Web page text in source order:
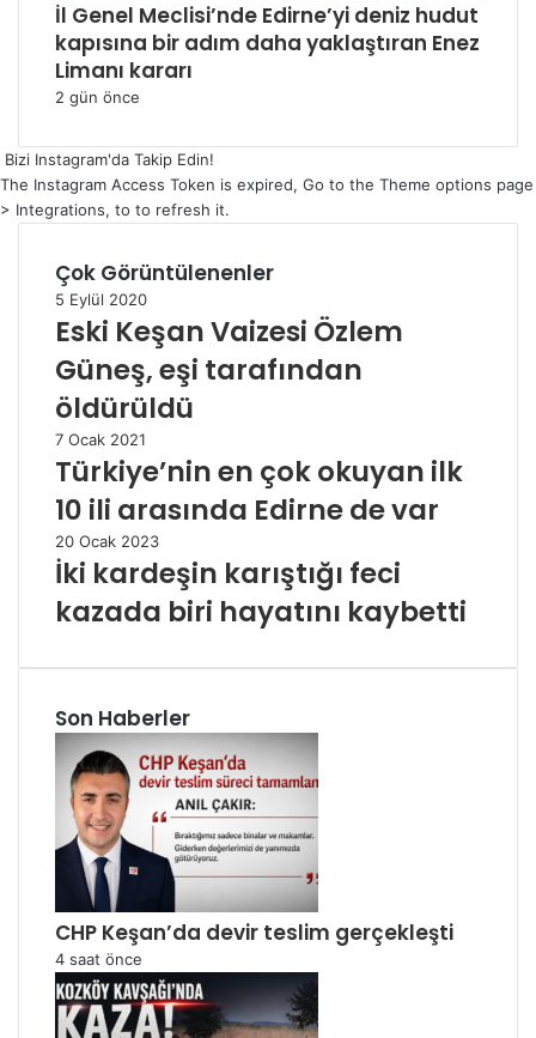
İl Genel Meclisi’nde Edirne’yi deniz hudut
kapısına bir adım daha yaklaştıran Enez
Limanı kararı
2 gün önce
Bizi Instagram'da Takip Edin!
The Instagram Access Token is expired, Go to the Theme options page
> Integrations, to to refresh it.
Çok Görüntülenenler
5 Eylül 2020
Eski Keşan Vaizesi Özlem
Güneş, eşi tarafından
öldürüldü
7 Ocak 2021
Türkiye’nin en çok okuyan ilk
10 ili arasında Edirne de var
20 Ocak 2023
İki kardeşin karıştığı feci
kazada biri hayatını kaybetti
Son Haberler
CHP Keşan’da devir teslim gerçekleşti
4 saat önce